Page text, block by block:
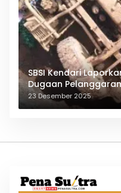
SBSI Kendari
Dugaan
23 Desember 2025